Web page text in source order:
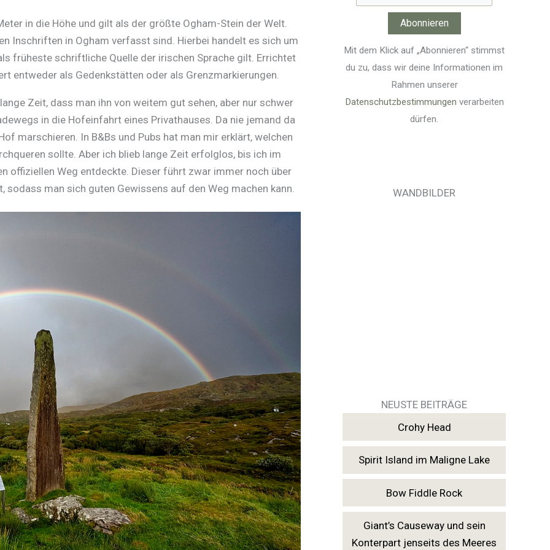
in die Höhe und gilt als der größte Ogham-Stein der Welt.
Inschriften in Ogham verfasst sind. Hierbei handelt es sich um
früheste schriftliche Quelle der irischen Sprache gilt. Errichtet
entweder als Gedenkstätten oder als Grenzmarkierungen.
Zeit, dass man ihn von weitem gut sehen, aber nur schwer
in die Hofeinfahrt eines Privathauses. Da nie jemand da
marschieren. In B&Bs und Pubs hat man mir erklärt, welchen
sollte. Aber ich blieb lange Zeit erfolglos, bis ich im
offiziellen Weg entdeckte. Dieser führt zwar immer noch über
man sich guten Gewissens auf den Weg machen kann.
Mit dem Klick auf „Abonnieren“ stimmst
du zu, dass wir deine Informationen im
Rahmen unserer
Datenschutzbestimmungen verarbeiten
dürfen.
WANDBILDER
NEUSTE BEITRÄGE
Crohy Head
Spirit Island im Maligne Lake
Bow Fiddle Rock
Giant’s Causeway und sein
Konterpart jenseits des Meeres